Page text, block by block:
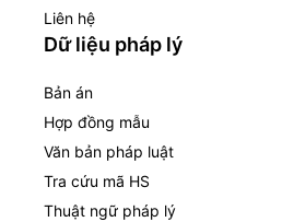
Liên hệ
Dữ liệu pháp lý
Bản án
Hợp đồng mẫu
Văn bản pháp luật
Tra cứu mã HS
Thuật ngữ pháp lý